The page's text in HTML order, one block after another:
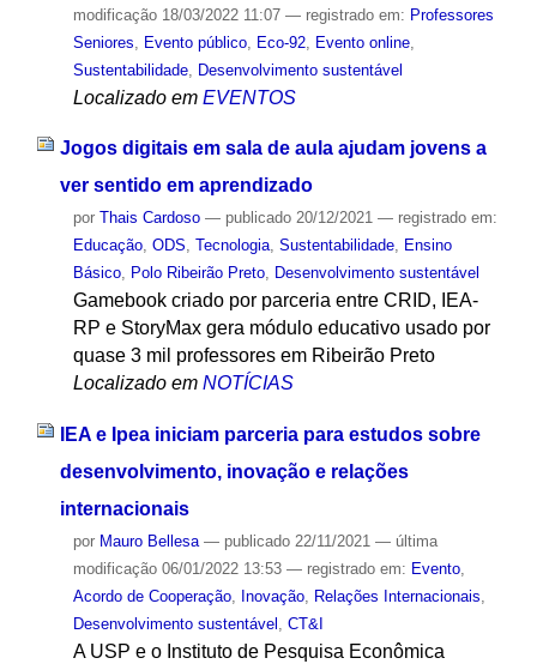
modificação18/03/2022 11:07 — registrado em: Professores
Seniores
Evento público, Eco-92, Evento online,
Sustentabilidade, Desenvolvimento sustentável
Localizado em EVENTOS
Jogos digitais em sala de aula ajudam jovens a
ver sentido em aprendizado
por Thais Cardoso — publicado20/12/2021 — registrado em:
Educação, ODS, Tecnologia, Sustentabilidade, Ensino
Básico, Polo Ribeirão Preto, Desenvolvimento sustentável
Gamebook criado por parceria entre CRID, IEA-
RP e StoryMax gera módulo educativo usado por
quase 3 mil professores em Ribeirão Preto
Localizado em NOTÍCIAS
IEA e Ipea iniciam parceria para estudos sobre
desenvolvimento, inovação e relações
internacionais
por Mauro Bellesa — publicado22/11/2021 — última
modificação06/01/2022 13:53 — registrado em: Evento,
Acordo de Cooperação, Inovação, Relações Internacionais,
Desenvolvimento sustentável , CT&I
A USP e o Instituto de Pesquisa Econômica